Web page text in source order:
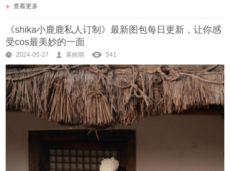
查看更多
《shika小鹿鹿私人订制》最新图包每日更新，让你感
受cos最美妙的一面
2024-05-27 喜姹萌 541